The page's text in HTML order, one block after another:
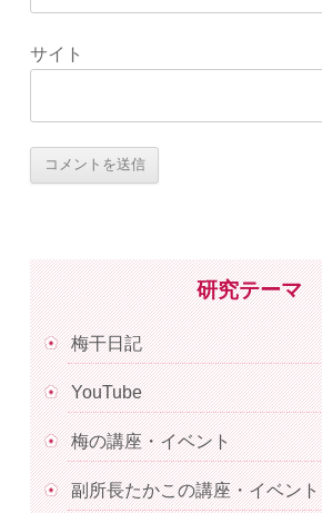
サイト
研究テーマ
梅干日記
YouTube
梅の講座・イベント
副所長たかこの講座・イベント